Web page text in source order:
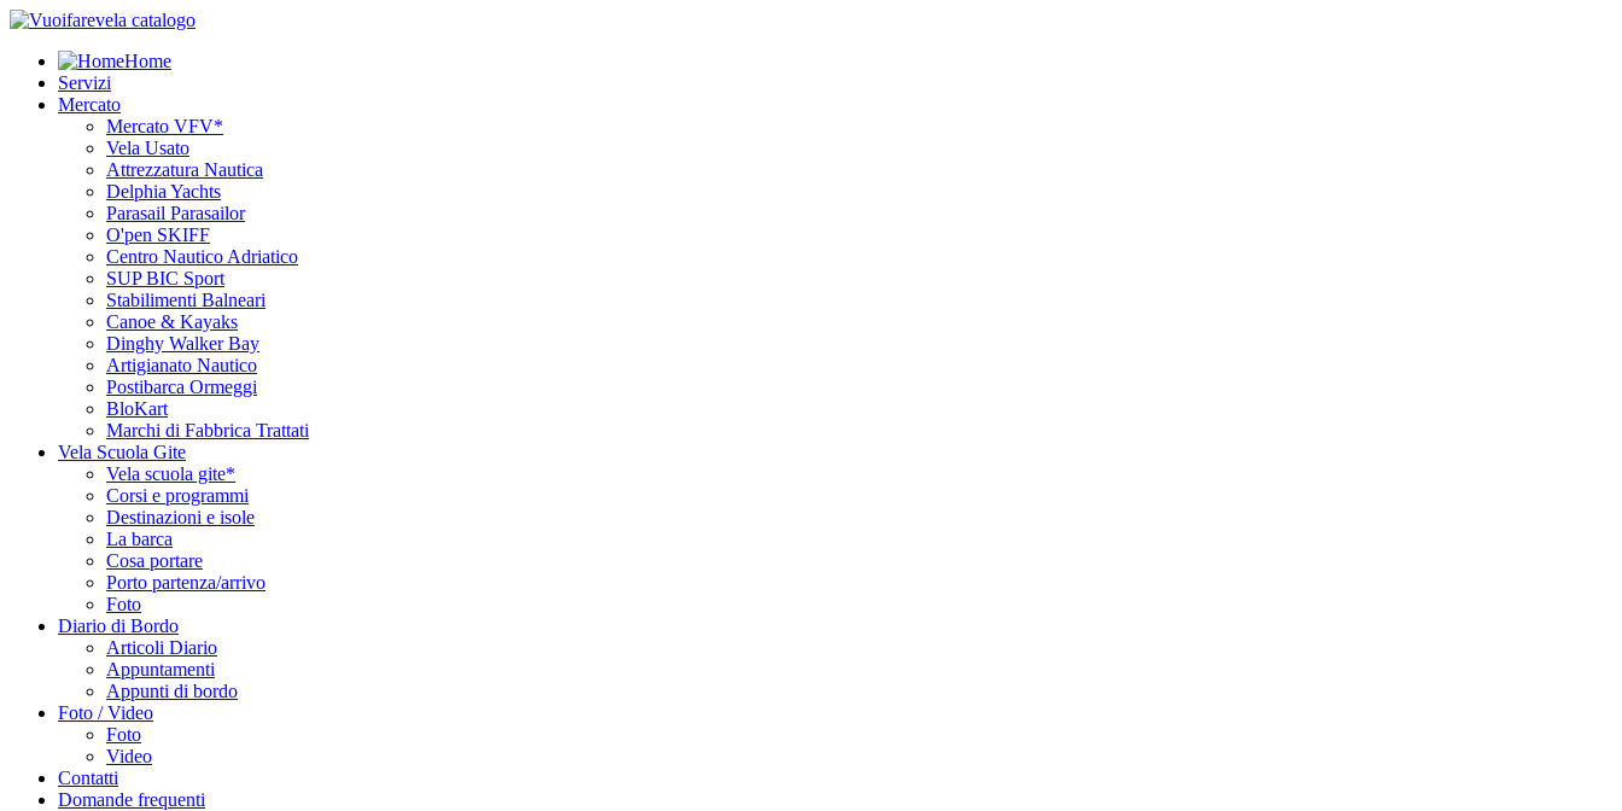
Home
Servizi
Mercato
Mercato VFV*
Vela Usato
Attrezzatura Nautica
Delphia Yachts
Parasail Parasailor
O'pen SKIFF
Centro Nautico Adriatico
SUP BIC Sport
Stabilimenti Balneari
Canoe & Kayaks
Dinghy Walker Bay
Artigianato Nautico
Postibarca Ormeggi
BloKart
Marchi di Fabbrica Trattati
Vela Scuola Gite
Vela scuola gite*
Corsi e programmi
Destinazioni e isole
La barca
Cosa portare
Porto partenza/arrivo
Foto
Diario di Bordo
Articoli Diario
Appuntamenti
Appunti di bordo
Foto / Video
Foto
Video
Contatti
Domande frequenti